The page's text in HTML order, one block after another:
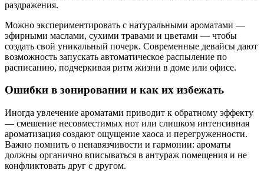
раздражения.
Можно экспериментировать с натуральными ароматами —
эфирными маслами, сухими травами и цветами — чтобы
создать свой уникальный почерк. Современные девайсы дают
возможность запускать автоматическое распыление по
расписанию, подчеркивая ритм жизни в доме или офисе.
Ошибки в зонировании и как их избежать
Иногда увлечение ароматами приводит к обратному эффекту
— смешение несовместимых нот или слишком интенсивная
ароматизация создают ощущение хаоса и перегруженности.
Важно помнить о ненавязчивости и гармонии: ароматы
должны органично вписываться в антураж помещения и не
конфликтовать друг с другом.